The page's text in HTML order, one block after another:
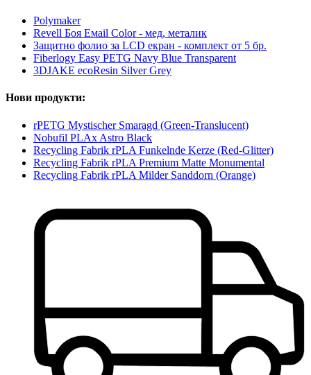
Polymaker
Revell Боя Емаil Color - мед, металик
Защитно фолио за LCD екран - комплект от 5 бр.
Fiberlogy Easy PETG Navy Blue Transparent
3DJAKE ecoResin Silver Grey
Нови продукти:
rPETG Mystischer Smaragd (Green-Translucent)
Nobufil PLAx Astro Black
Recycling Fabrik rPLA Funkelnde Kerze (Red-Glitter)
Recycling Fabrik rPLA Premium Matte Monumental
Recycling Fabrik rPLA Milder Sanddorn (Orange)